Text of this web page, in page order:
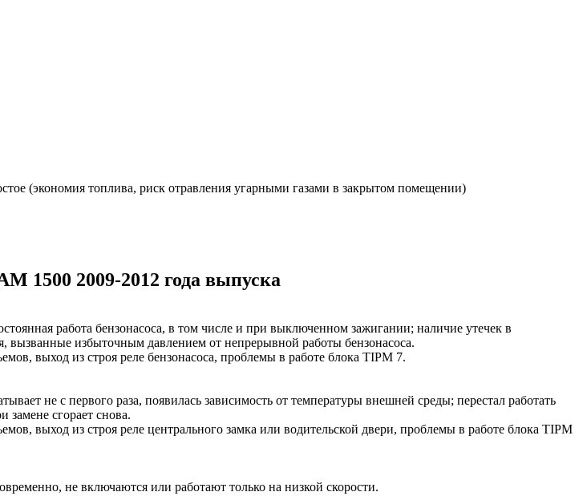
(экономия топлива, риск отравления угарными газами в закрытом помещении)
1500 2009-2012 года выпуска
работа бензонасоса, в том числе и при выключенном зажигании; наличие утечек в
вызванные избыточным давлением от непрерывной работы бензонасоса.
выход из строя реле бензонасоса, проблемы в работе блока TIPM 7.
не с первого раза, появилась зависимость от температуры внешней среды; перестал работать
замене сгорает снова.
выход из строя реле центрального замка или водительской двери, проблемы в работе блока TIPM
не включаются или работают только на низкой скорости.